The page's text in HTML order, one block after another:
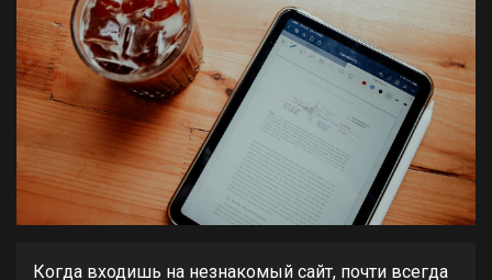
Когда входишь на незнакомый сайт, почти всегда